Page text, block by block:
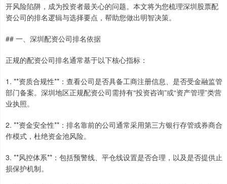
开风险陷阱，成为投资者最关心的问题。本文将为您梳理深圳股票配
资公司的排名逻辑与选择要点，帮助您做出明智决策。
## 一、深圳配资公司排名依据
正规的配资公司排名通常基于以下核心指标：
1. **资质合规性**：查看公司是否具备工商注册信息、是否受金融监管
部门备案。深圳地区正规配资公司需持有“投资咨询”或“资产管理”类营
业执照。
2. **资金安全性**：排名靠前的公司通常采用第三方银行存管或券商合
作模式，杜绝资金池风险。
3. **风控体系**：包括预警线、平仓线设置是否合理，以及是否提供止
损保护机制。